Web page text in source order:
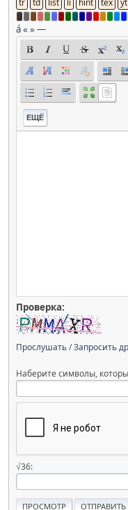
á« »—
ЕЩЁ
Проверка:
Прослушать/Запросить
Наберите символы,
√36: